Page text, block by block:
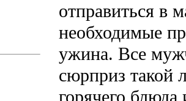
отправиться в
необходимые
ужина. Все
сюрприз такой
горячего блюда